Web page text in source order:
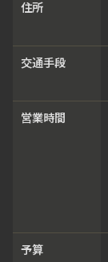
住所
交通手段
営業時間
予算